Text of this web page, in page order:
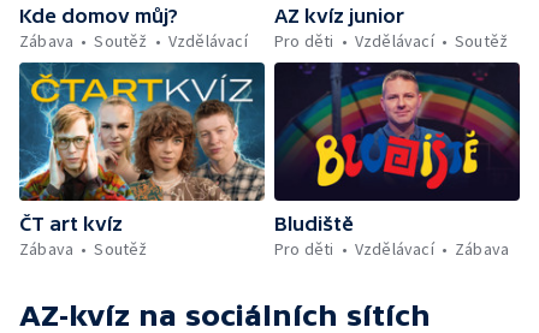
Kde domov můj?
Zábava
Soutěž Vzdělávací
AZ kvíz junior
Pro děti
Vzdělávací Soutěž
ČT art kvíz
Zábava
Soutěž
Bludiště
Pro děti
Vzdělávací Zábava
AZ-kvíz na sociálních sítích